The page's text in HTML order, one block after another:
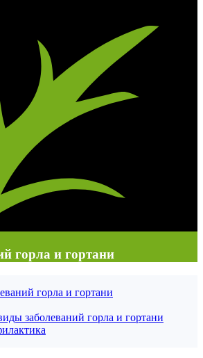
горла и гортани
горла и гортани
заболеваний горла и гортани